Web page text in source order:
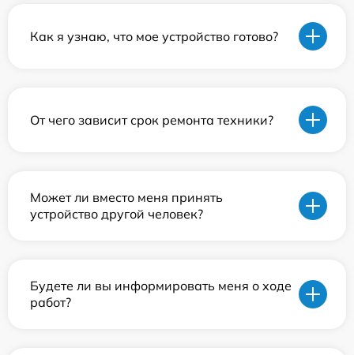
Как я узнаю, что мое устройство готово?
От чего зависит срок ремонта техники?
Может ли вместо меня принять
устройство другой человек?
Будете ли вы информировать меня о ходе
работ?